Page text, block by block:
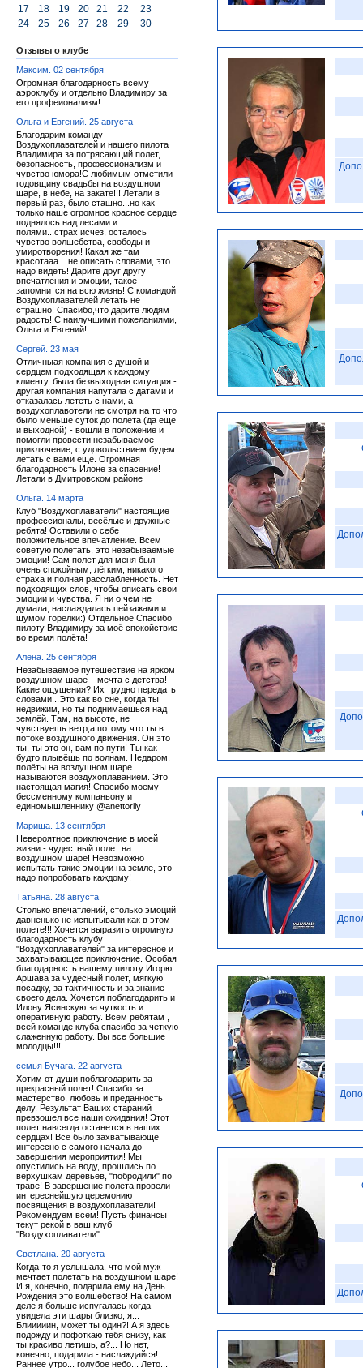
17
18 19 20 21 22
23
24
25 26 27 28 29 30
Отзывы о клубе
Максим. 02 сентября
Огромная благодарность всему
аэроклубу и отдельно Владимиру за
его профеионализм!
Ольга и Евгений. 25 августа
Благодарим команду
Воздухоплавателей и нашего пилота
Владимира за потрясающий полет,
безопасность, профессионализм и
чувство юмора!С любимым отметили
годовщину свадьбы на воздушном
шаре, в небе, на закате!!! Летали в
первый раз, было сташно...но как
только наше огромное красное сердце
поднялось над лесами и
полями...страх исчез, осталось
чувство волшебства, свободы и
умиротворения! Какая же там
красотааа... не описать словами, это
надо видеть! Дарите друг другу
впечатления и эмоции, такое
запомнится на всю жизнь! С командой
Воздухоплавателей летать не
страшно! Спасибо,что дарите людям
радость! С наилучшими пожеланиями,
Ольга и Евгений!
Сергей. 23 мая
Отличныая компания с душой и
сердцем подходящая к каждому
клиенту, была безвыходная ситуация -
другая компания напутала с датами и
отказалась лететь с нами, а
воздухоплавотели не смотря на то что
было меньше суток до полета (да еще
и выходной) - вошли в положение и
помогли провести незабываемое
приключение, с удовольствием будем
летать с вами еще. Огромная
благодарность Илоне за спасение!
Летали в Дмитровском районе
Ольга. 14 марта
Клуб "Воздухоплаватели" настоящие
профессионалы, весёлые и дружные
ребята! Оставили о себе
положительное впечатление. Всем
советую полетать, это незабываемые
эмоции! Сам полет для меня был
очень спокойным, лёгким, никакого
страха и полная расслабленность. Нет
подходящих слов, чтобы описать свои
эмоции и чувства. Я ни о чем не
думала, наслаждалась пейзажами и
шумом горелки:) Отдельное Спасибо
пилоту Владимиру за моё спокойствие
во время полёта!
Алена. 25 сентября
Незабываемое путешествие на ярком
воздушном шаре – мечта с детства!
Какие ощущения? Их трудно передать
словами...Это как во сне, когда ты
недвижим, но ты поднимаешься над
землёй. Там, на высоте, не
чувствуешь ветр,а потому что ты в
потоке воздушного движения. Он это
ты, ты это он, вам по пути! Ты как
будто плывёшь по волнам. Недаром,
полёты на воздушном шаре
называются воздухоплаванием. Это
настоящая магия! Спасибо моему
бессменному компаньону и
единомышленнику @anettorily
Мариша. 13 сентября
Невероятное приключение в моей
жизни - чудестный полет на
воздушном шаре! Невозможно
испытать такие эмоции на земле, это
надо попробовать каждому!
Татьяна. 28 августа
Столько впечатлений, столько эмоций
давненько не испытывали как в этом
полете!!!!Хочется выразить огромную
благодарность клубу
"Воздухоплавателей" за интересное и
захватывающее приключение. Особая
благодарность нашему пилоту Игорю
Аршава за чудесный полет, мягкую
посадку, за тактичность и за знание
своего дела. Хочется поблагодарить и
Илону Ясинскую за чуткость и
оперативную работу. Всем ребятам ,
всей команде клуба спасибо за четкую
слаженную работу. Вы все большие
молодцы!!!
семья Бучага. 22 августа
Хотим от души поблагодарить за
прекрасный полет! Спасибо за
мастерство, любовь и преданность
делу. Результат Ваших стараний
превзошел все наши ожидания! Этот
полет навсегда останется в наших
сердцах! Все было захватывающе
интересно с самого начала до
завершения мероприятия! Мы
опустились на воду, прошлись по
верхушкам деревьев, "побродили" по
траве! В завершение полета провели
интереснейшую церемонию
посвящения в воздухоплаватели!
Рекомендуем всем! Пусть финансы
текут рекой в ваш клуб
"Воздухоплаватели"
Светлана. 20 августа
Когда-то я услышала, что мой муж
мечтает полетать на воздушном шаре!
И я, конечно, подарила ему на День
Рождения это волшебство! На самом
деле я больше испугалась когда
увидела эти шары близко, я...
Блииииин, может ты один?! А я здесь
подожду и пофоткаю тебя снизу, как
ты красиво летишь, а?... Но нет,
конечно, подарила - наслаждайся!
Раннее утро... голубое небо... Лето...